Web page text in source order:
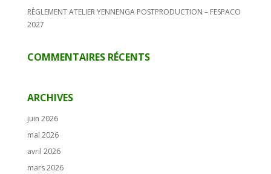
RÈGLEMENT ATELIER YENNENGA POSTPRODUCTION – FESPACO
2027
COMMENTAIRES RÉCENTS
ARCHIVES
juin 2026
mai 2026
avril 2026
mars 2026